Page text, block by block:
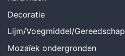
Decoratie
Lijm/Voegmiddel/Gereedschap
Mozaïek ondergronden